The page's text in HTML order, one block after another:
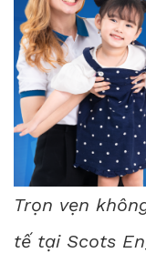
Trọn vẹn
tế tại Scots